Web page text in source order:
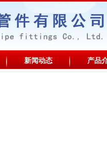
新闻动态 产品